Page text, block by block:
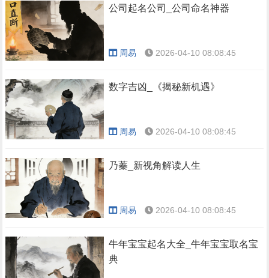
公司起名公司_公司命名神器
周易 2026-04-10 08:08:45
数字吉凶_《揭秘新机遇》
周易 2026-04-10 08:08:45
乃蓁_新视角解读人生
周易 2026-04-10 08:08:45
牛年宝宝起名大全_牛年宝宝取名宝
典